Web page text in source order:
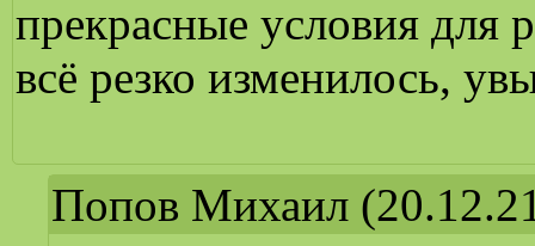
прекрасные условия для
всё резко изменилось,
Попов Михаил